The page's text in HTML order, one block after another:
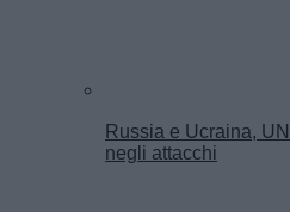
Russia e Ucraina,
negli attacchi